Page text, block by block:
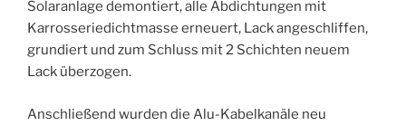
Solaranlage demontiert, alle Abdichtungen mit
Karrosseriedichtmasse erneuert, Lack angeschliffen,
grundiert und zum Schluss mit 2 Schichten neuem
Lack überzogen.
Anschließend wurden die Alu-Kabelkanäle neu